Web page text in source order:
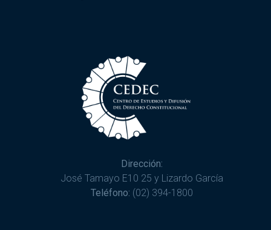
Dirección:
José Tamayo E10 25 y Lizardo García
Teléfono: (02) 394-1800